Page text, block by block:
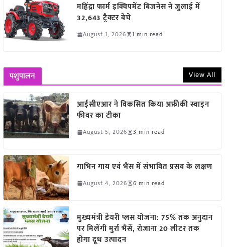
महिंद्रा फार्म इक्विपमेंट बिजनेस ने जुलाई में
32,643 ट्रैक्टर बेचे
August 1, 2026 1 min read
पशुपालन View All
आईसीएआर ने विकसित किया अफ्रीकी स्वाइन
फीवर का टीका
August 5, 2026 3 min read
गाभिन गाय एवं भैंस में संभावित प्रसव के लक्षण
August 4, 2026 6 min read
मुख्यमंत्री डेयरी प्लस योजना: 75% तक अनुदान
पर मिलेंगी मुर्रा भैंसें, रोजाना 20 लीटर तक
होगा दूध उत्पादन